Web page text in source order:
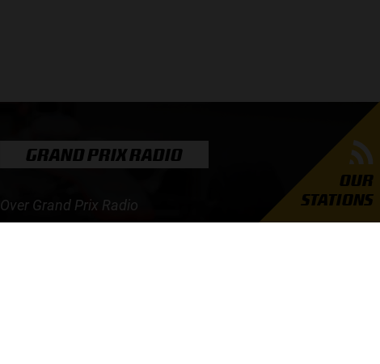
OUR
STATIONS
GRAND PRIX RADIO
Over Grand Prix Radio